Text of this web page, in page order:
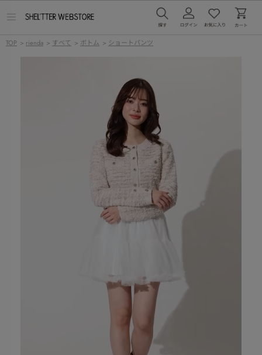
ー
TOP > rienda > すべて > ボトム > ショートパンツ